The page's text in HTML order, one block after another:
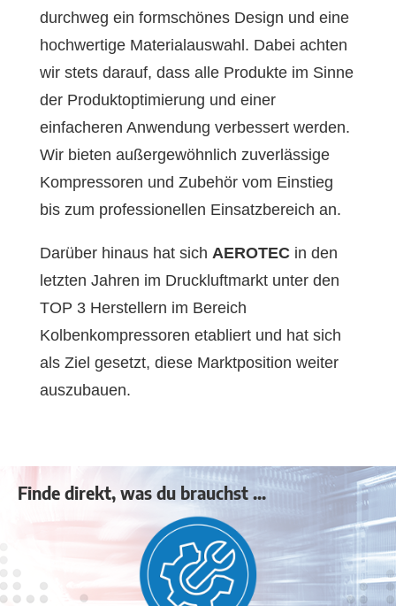
durchweg ein formschönes Design und eine
hochwertige Materialauswahl. Dabei achten
wir stets darauf, dass alle Produkte im Sinne
der Produktoptimierung und einer
einfacheren Anwendung verbessert werden.
Wir bieten außergewöhnlich zuverlässige
Kompressoren und Zubehör vom Einstieg
bis zum professionellen Einsatzbereich an.
Darüber hinaus hat sich AEROTEC in den
letzten Jahren im Druckluftmarkt unter den
TOP 3 Herstellern im Bereich
Kolbenkompressoren etabliert und hat sich
als Ziel gesetzt, diese Marktposition weiter
auszubauen.
Finde direkt, was du brauchst ...